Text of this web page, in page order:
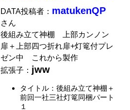
DATA投稿者： matukenQP
さん
後組み立て神棚 上部カンノン
扉＋上部四つ折れ扉+灯篭付プレ
ゼン中 これから製作
拡張子： jww
タイトル：後組み立て神棚＋
前回一社三社灯篭同梱パート
１